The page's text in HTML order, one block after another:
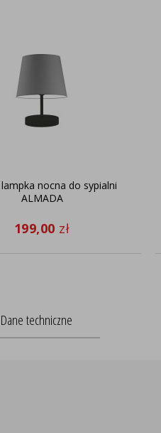
nocna do sypialni
ALMADA
199,00 zł
Dane techniczne